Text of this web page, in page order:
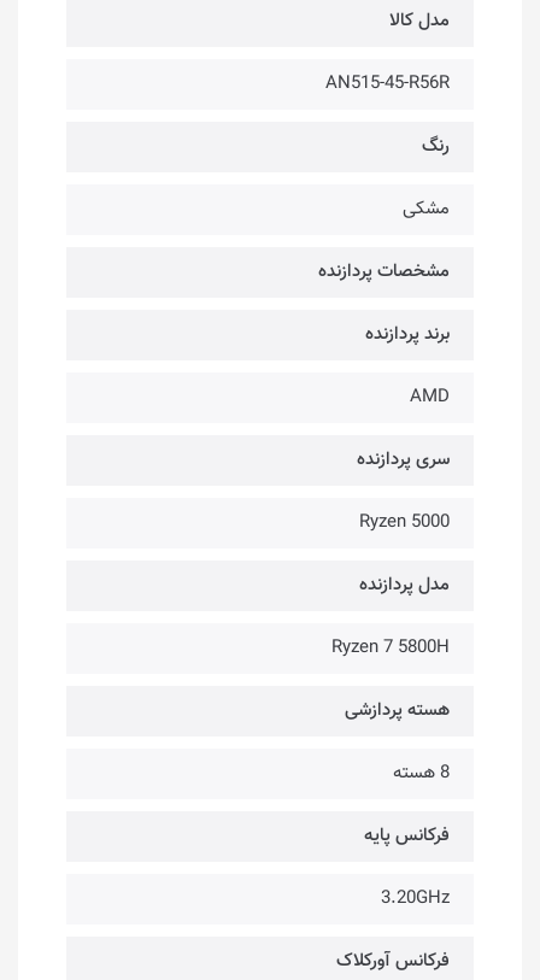
مدل کالا
AN515-45-R56R
رنگ
مشکی
مشخصات پردازنده
برند پردازنده
AMD
سری پردازنده
Ryzen 5000
مدل پردازنده
Ryzen 7 5800H
هسته پردازشی
8 هسته
فرکانس پایه
3.20GHz
فرکانس آورکلاک